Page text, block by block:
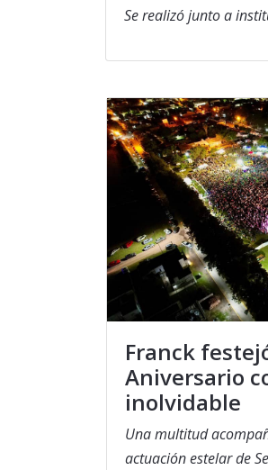
Se realizó junto a
Franck
Aniversario
inolvidable
Una multitud
actuación estelar de